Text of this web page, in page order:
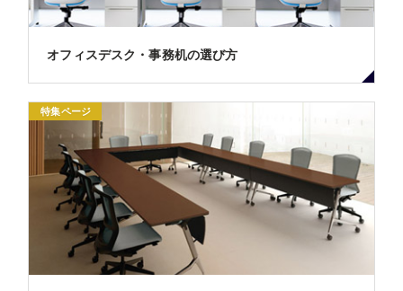
オフィスデスク・事務机の選び方
特集ページ